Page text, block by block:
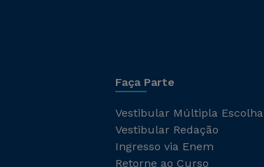
Faça Parte
Vestibular Múltipla Escolha
Vestibular Redação
Ingresso via Enem
Retorne ao Curso